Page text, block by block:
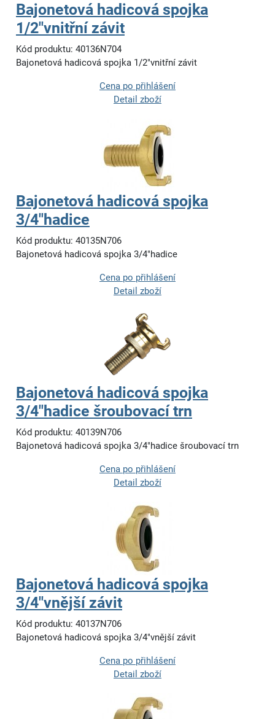
Bajonetová hadicová spojka
1/2"vnitřní závit
Kód produktu: 40136N704
Bajonetová hadicová spojka 1/2"vnitřní závit
Cena po přihlášení
Detail zboží
Bajonetová hadicová spojka
3/4"hadice
Kód produktu: 40135N706
Bajonetová hadicová spojka 3/4"hadice
Cena po přihlášení
Detail zboží
Bajonetová hadicová spojka
3/4"hadice šroubovací trn
Kód produktu: 40139N706
Bajonetová hadicová spojka 3/4"hadice šroubovací trn
Cena po přihlášení
Detail zboží
Bajonetová hadicová spojka
3/4"vnější závit
Kód produktu: 40137N706
Bajonetová hadicová spojka 3/4"vnější závit
Cena po přihlášení
Detail zboží